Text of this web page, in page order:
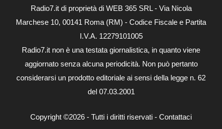
Radio7.it di proprietà di WEB 365 SRL - Via Nicola
Marchese 10, 00141 Roma (RM) - Codice Fiscale e Partita
I.V.A. 12279101005
Radio7.it non è una testata giornalistica, in quanto viene
aggiornato senza alcuna periodicità. Non può pertanto
considerarsi un prodotto editoriale ai sensi della legge n. 62
del 07.03.2001
Copyright ©2026 - Tutti i diritti riservati - Contattaci